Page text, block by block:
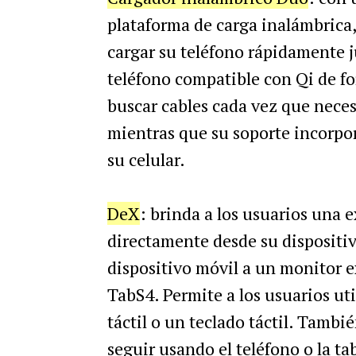
plataforma de carga
cargar su teléfono
teléfono compatible con Qi de
buscar cables cada vez que
mientras que su soporte
su celular.
DeX: brinda a los usuarios una
directamente desde su
dispositivo móvil a un monitor
TabS4. Permite a los usuarios
táctil o un teclado táctil.
seguir usando el teléfono o la